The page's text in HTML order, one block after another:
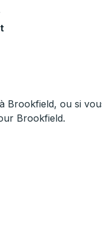
Brookfield, ou si
Brookfield.